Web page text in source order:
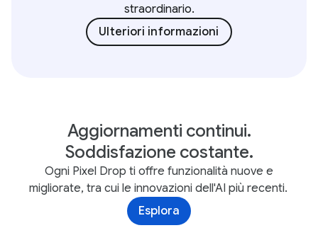
straordinario.
Ulteriori informazioni
Aggiornamenti continui.
Soddisfazione costante.
Ogni Pixel Drop ti offre funzionalità nuove e
migliorate, tra cui le innovazioni dell'AI più recenti.
Esplora